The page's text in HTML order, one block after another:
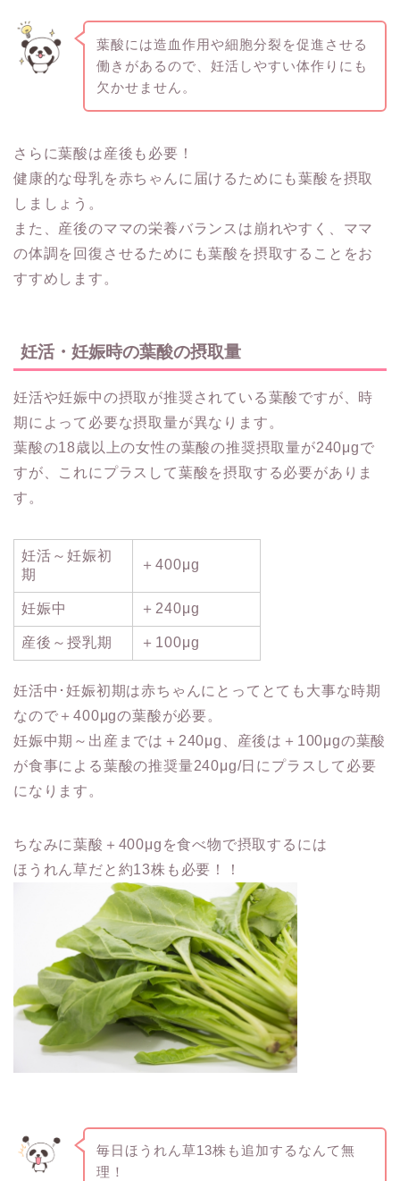
葉酸には造血作用や細胞分裂を促進させる
働きがあるので、妊活しやすい体作りにも
欠かせません。
さらに葉酸は産後も必要！
健康的な母乳を赤ちゃんに届けるためにも葉酸を摂取
しましょう。
また、産後のママの栄養バランスは崩れやすく、ママ
の体調を回復させるためにも葉酸を摂取することをお
すすめします。
妊活・妊娠時の葉酸の摂取量
妊活や妊娠中の摂取が推奨されている葉酸ですが、時
期によって必要な摂取量が異なります。
葉酸の18歳以上の女性の葉酸の推奨摂取量が240μgで
すが、これにプラスして葉酸を摂取する必要がありま
す。
妊活～妊娠初
期
＋400μg
妊娠中 ＋240μg
産後～授乳期 ＋100μg
妊活中･妊娠初期は赤ちゃんにとってとても大事な時期
なので＋400μgの葉酸が必要。
妊娠中期～出産までは＋240μg、産後は＋100μgの葉酸
が食事による葉酸の推奨量240μg/日にプラスして必要
になります。
ちなみに葉酸＋400μgを食べ物で摂取するには
ほうれん草だと約13株も必要！！
毎日ほうれん草13株も追加するなんて無
理！